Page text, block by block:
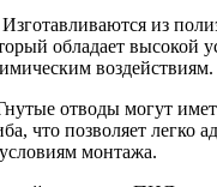
из
обладает высокой
воздействиям.
отводы могут
что позволяет легко
монтажа.